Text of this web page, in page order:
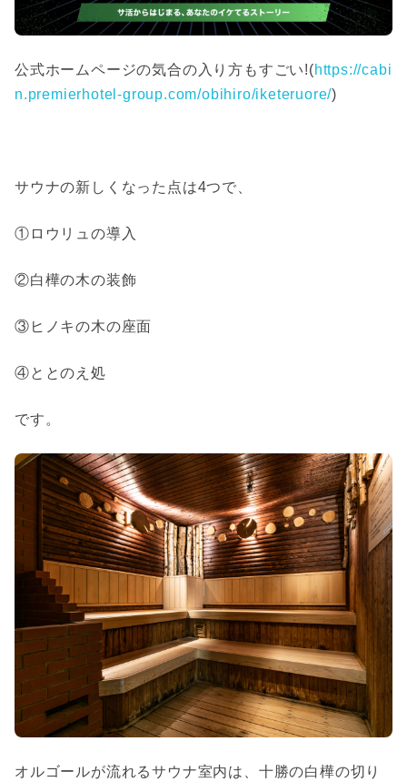
公式ホームページの気合の入り方もすごい!(https://cabi
n.premierhotel-group.com/obihiro/iketeruore/)
サウナの新しくなった点は4つで、
①ロウリュの導入
②白樺の木の装飾
③ヒノキの木の座面
④ととのえ処
です。
オルゴールが流れるサウナ室内は、十勝の白樺の切り